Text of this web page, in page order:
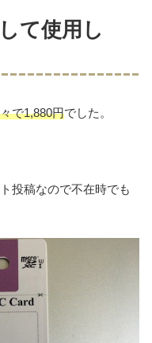
て使用し
で1,880円でした。
投稿なので不在時でも